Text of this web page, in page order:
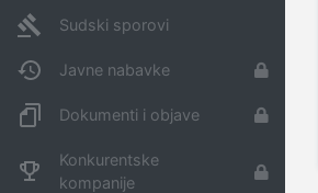
Sudski sporovi
Javne nabavke
Dokumenti i objave
Konkurentske
kompanije